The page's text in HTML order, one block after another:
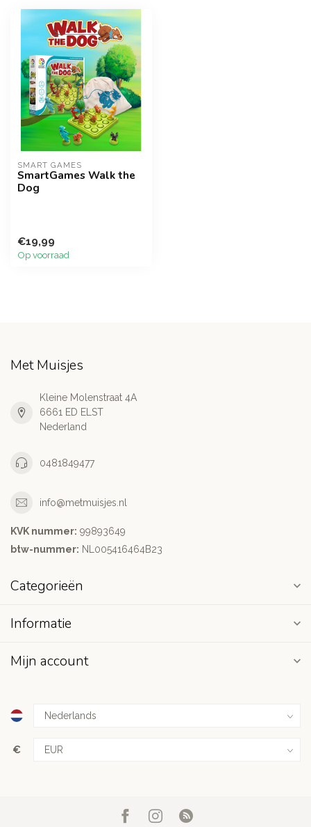
SMART GAMES
SmartGames Walk the
Dog
€19,99
Op voorraad
Met Muisjes
Kleine Molenstraat 4A
6661 ED ELST
Nederland
0481849477
info@metmuisjes.nl
KVK nummer: 99893649
btw-nummer: NL005416464B23
Categorieën
Informatie
Mijn account
€